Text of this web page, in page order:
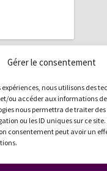
Gérer le consentement
nous utilisons des
ou accéder aux informations
nous permettra de traiter
ou les ID uniques sur ce site.
consentement peut avoir un